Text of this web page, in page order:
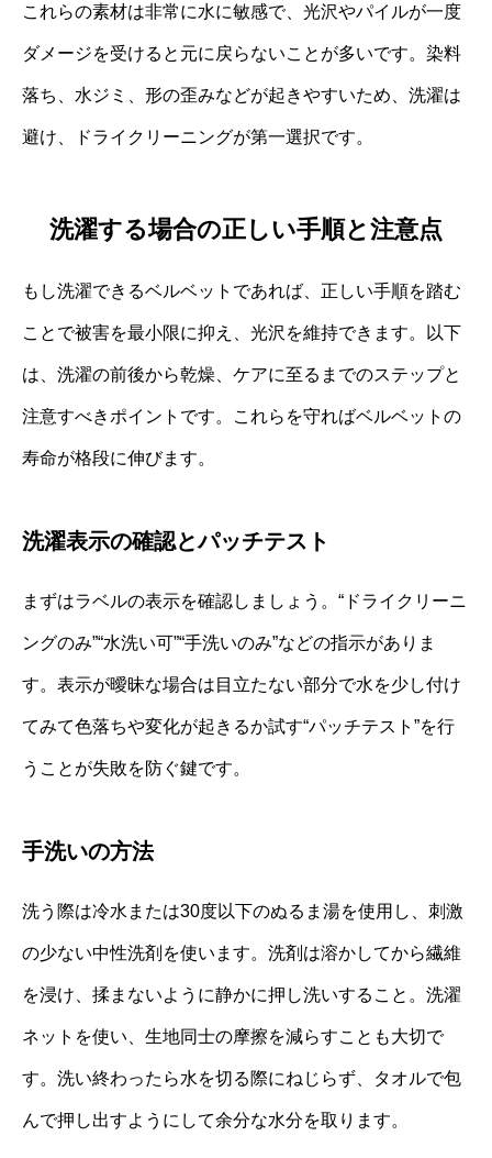
これらの素材は非常に水に敏感で、光沢やパイルが一度
ダメージを受けると元に戻らないことが多いです。染料
落ち、水ジミ、形の歪みなどが起きやすいため、洗濯は
避け、ドライクリーニングが第一選択です。
洗濯する場合の正しい手順と注意点
もし洗濯できるベルベットであれば、正しい手順を踏む
ことで被害を最小限に抑え、光沢を維持できます。以下
は、洗濯の前後から乾燥、ケアに至るまでのステップと
注意すべきポイントです。これらを守ればベルベットの
寿命が格段に伸びます。
洗濯表示の確認とパッチテスト
まずはラベルの表示を確認しましょう。“ドライクリーニ
ングのみ”“水洗い可”“手洗いのみ”などの指示がありま
す。表示が曖昧な場合は目立たない部分で水を少し付け
てみて色落ちや変化が起きるか試す“パッチテスト”を行
うことが失敗を防ぐ鍵です。
手洗いの方法
洗う際は冷水または30度以下のぬるま湯を使用し、刺激
の少ない中性洗剤を使います。洗剤は溶かしてから繊維
を浸け、揉まないように静かに押し洗いすること。洗濯
ネットを使い、生地同士の摩擦を減らすことも大切で
す。洗い終わったら水を切る際にねじらず、タオルで包
んで押し出すようにして余分な水分を取ります。